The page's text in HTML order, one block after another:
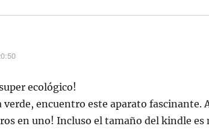
ecológico!
verde, encuentro este aparato fascinante.
en uno! Incluso el tamaño del kindle es